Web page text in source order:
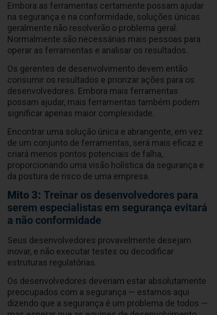
Embora as ferramentas certamente possam ajudar
na segurança e na conformidade, soluções únicas
geralmente não resolverão o problema geral.
Normalmente são necessárias mais pessoas para
operar as ferramentas e analisar os resultados.
Os gerentes de desenvolvimento devem então
consumir os resultados e priorizar ações para os
desenvolvedores. Embora mais ferramentas
possam ajudar, mais ferramentas também podem
significar apenas maior complexidade.
Encontrar uma solução única e abrangente, em vez
de um conjunto de ferramentas, será mais eficaz e
criará menos pontos potenciais de falha,
proporcionando uma visão holística da segurança e
da postura de risco de uma empresa.
Mito 3: Treinar os desenvolvedores para
serem especialistas em segurança evitará
a não conformidade
Seus desenvolvedores provavelmente desejam
inovar, e não executar testes ou decodificar
estruturas regulatórias.
Os desenvolvedores deveriam estar absolutamente
preocupados com a segurança — estamos aqui
dizendo que a segurança é um problema de todos —